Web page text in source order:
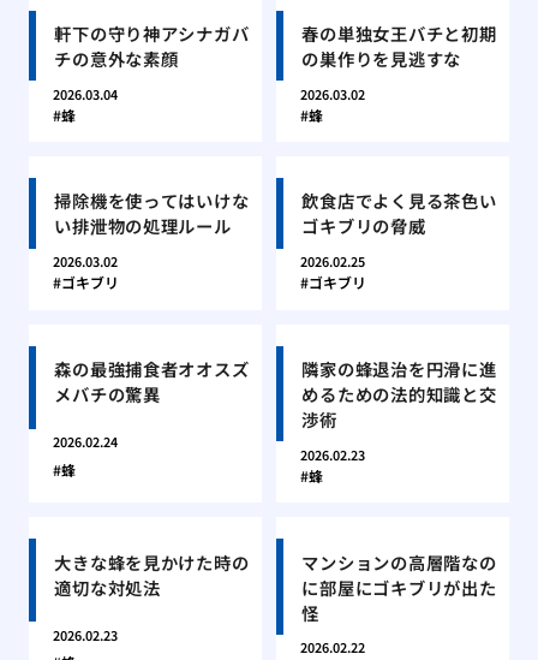
軒下の守り神アシナガバ
チの意外な素顔
2026.03.04
蜂
春の単独女王バチと初期
の巣作りを見逃すな
2026.03.02
蜂
掃除機を使ってはいけな
い排泄物の処理ルール
2026.03.02
ゴキブリ
飲食店でよく見る茶色い
ゴキブリの脅威
2026.02.25
ゴキブリ
森の最強捕食者オオスズ
メバチの驚異
2026.02.24
蜂
隣家の蜂退治を円滑に進
めるための法的知識と交
渉術
2026.02.23
蜂
大きな蜂を見かけた時の
適切な対処法
2026.02.23
マンションの高層階なの
に部屋にゴキブリが出た
怪
2026.02.22